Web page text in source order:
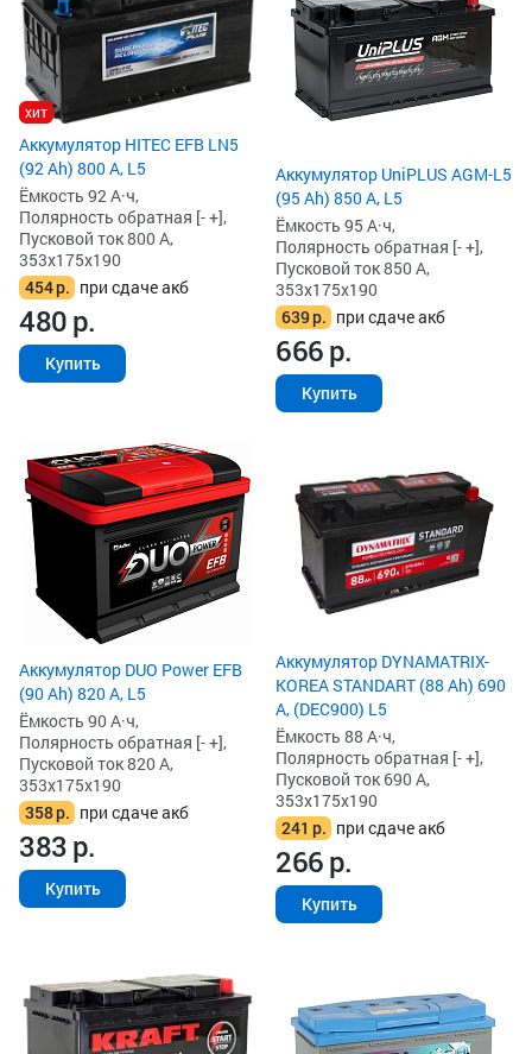
хит
Аккумулятор HITEC EFB LN5
(92 Ah) 800 А, L5
Ёмкость 92 А·ч,
Полярность обратная [- +],
Пусковой ток 800 А,
353x175x190
454р. при сдаче акб
480р.
Купить
Аккумулятор UniPLUS AGM-L5
(95 Ah) 850 А, L5
Ёмкость 95 А·ч,
Полярность обратная [- +],
Пусковой ток 850 А,
353x175x190
639р. при сдаче акб
666р.
Купить
Аккумулятор DUO Power EFB
(90 Ah) 820 А, L5
Ёмкость 90 А·ч,
Полярность обратная [- +],
Пусковой ток 820 А,
353x175x190
358р. при сдаче акб
383р.
Купить
Аккумулятор DYNAMATRIX-
KOREA STANDART (88 Ah) 690
А, (DEC900) L5
Ёмкость 88 А·ч,
Полярность обратная [- +],
Пусковой ток 690 А,
353x175x190
241 р. при сдаче акб
266р.
Купить